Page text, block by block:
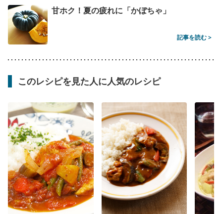
甘ホク！夏の疲れに「かぼちゃ」
記事を読む >
このレシピを見た人に人気のレシピ